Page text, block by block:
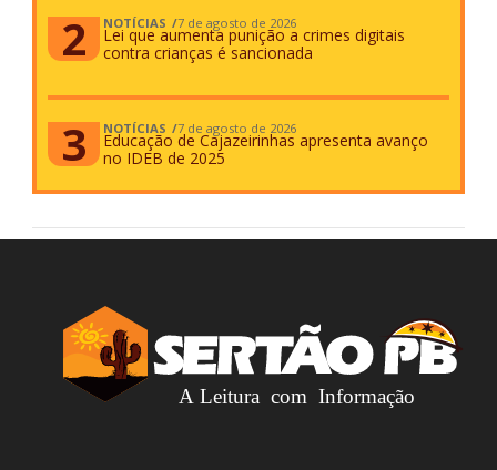
NOTÍCIAS 7 de agosto de 2026
Lei que aumenta punição a crimes digitais
contra crianças é sancionada
NOTÍCIAS 7 de agosto de 2026
Educação de Cajazeirinhas apresenta avanço
no IDEB de 2025